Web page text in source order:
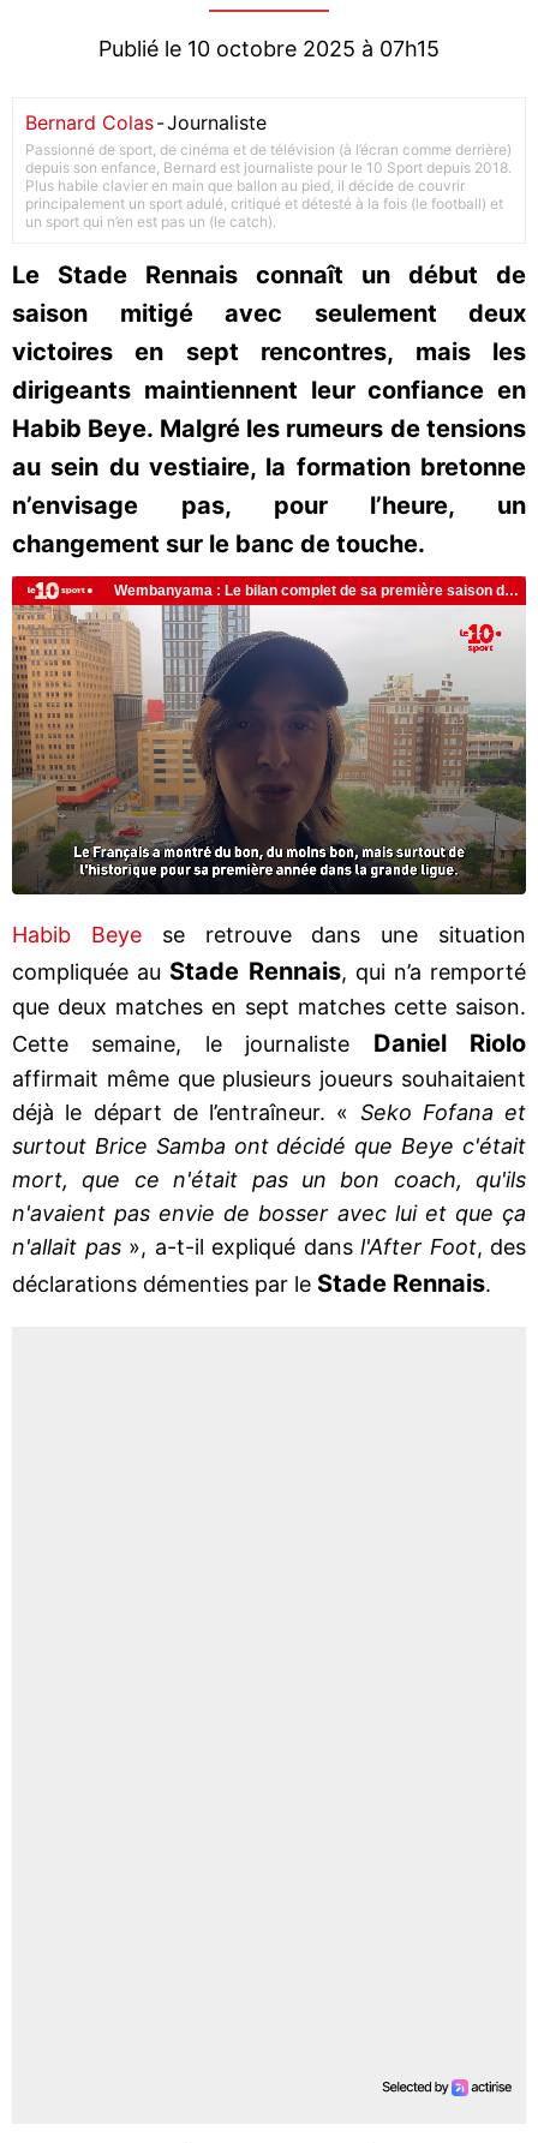
Publié le 10 octobre 2025 à 07h15
Bernard Colas-Journaliste
Passionné de sport, de cinéma et de télévision (à l’écran comme derrière)
depuis son enfance, Bernard est journaliste pour le 10 Sport depuis 2018.
Plus habile clavier en main que ballon au pied, il décide de couvrir
principalement un sport adulé, critiqué et détesté à la fois (le football) et
un sport qui n’en est pas un (le catch).
Le Stade Rennais connaît un début de
saison mitigé avec seulement deux
victoires en sept rencontres, mais les
dirigeants maintiennent leur confiance en
Habib Beye. Malgré les rumeurs de tensions
au sein du vestiaire, la formation bretonne
n’envisage pas, pour l’heure, un
changement sur le banc de touche.
Habib Beyese retrouve dans une situation
compliquée au Stade Rennais, qui n’a remporté
que deux matches en sept matches cette saison.
Cette semaine, le journaliste Daniel Riolo
affirmait même que plusieurs joueurs souhaitaient
déjà le départ de l’entraîneur. « Seko Fofana et
surtout Brice Samba ont décidé que Beye c'était
mort, que ce n'était pas un bon coach, qu'ils
n'avaient pas envie de bosser avec lui et que ça
n'allait pas», a-t-il expliqué dans l'After Foot, des
déclarations démenties par le Stade Rennais.